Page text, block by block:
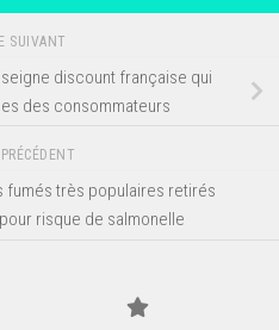
SUIVANT
discount française qui
des consommateurs
fumés très populaires retirés
risque de salmonelle